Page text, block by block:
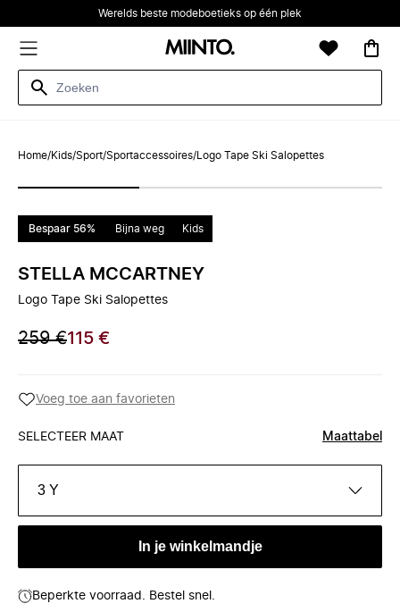
Werelds beste modeboetieks op één plek
Home/Kids/Sport/Sportaccessoires/ Logo Tape Ski Salopettes
Bespaar 56% Bijna weg Kids
STELLA MCCARTNEY
Logo Tape Ski Salopettes
259 €115 €
Voeg toe aan favorieten
SELECTEER MAAT Maattabel
3 Y
In je winkelmandje
Beperkte voorraad. Bestel snel.